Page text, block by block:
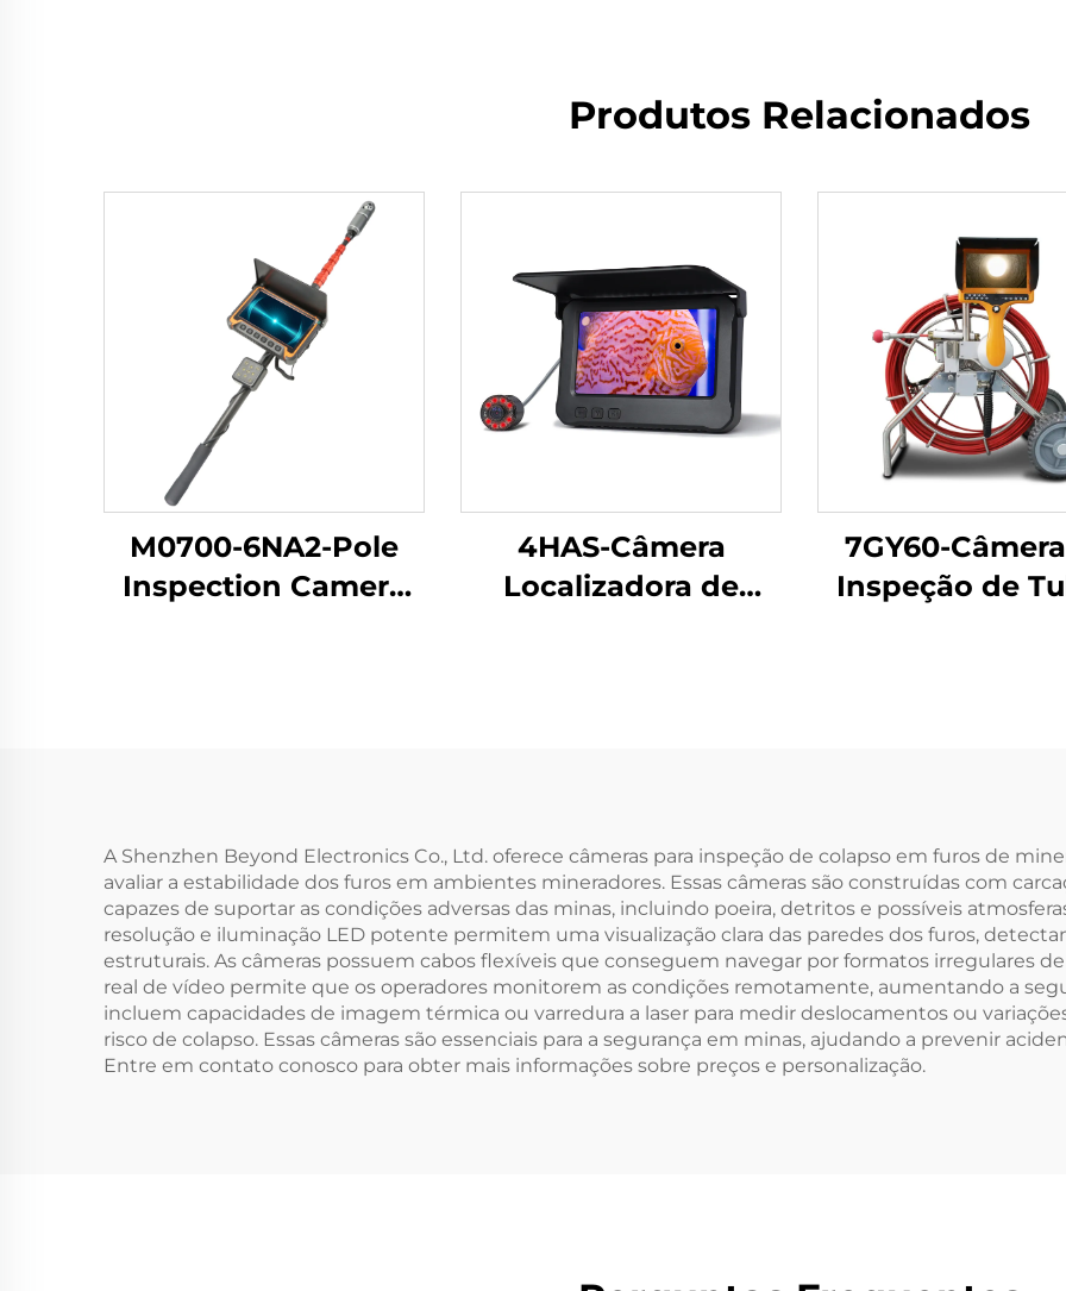
Produtos Relacionados
M0700-6NA2-Pole
Inspection Camera
4HAS-Câmera
Localizadora de
7GY60-
Inspeção de
A Shenzhen Beyond Electronics Co., Ltd. oferece câmeras para inspeção de colapso em furos de
avaliar a estabilidade dos furos em ambientes mineradores. Essas câmeras são construídas com
capazes de suportar as condições adversas das minas, incluindo poeira, detritos e possíveis
resolução e iluminação LED potente permitem uma visualização clara das paredes dos furos,
estruturais. As câmeras possuem cabos flexíveis que conseguem navegar por formatos irregulares
real de vídeo permite que os operadores monitorem as condições remotamente, aumentando a
incluem capacidades de imagem térmica ou varredura a laser para medir deslocamentos ou
risco de colapso. Essas câmeras são essenciais para a segurança em minas, ajudando a prevenir
Entre em contato conosco para obter mais informações sobre preços e personalização.